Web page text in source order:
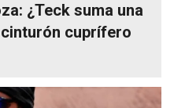
¿Teck suma una
cuprífero